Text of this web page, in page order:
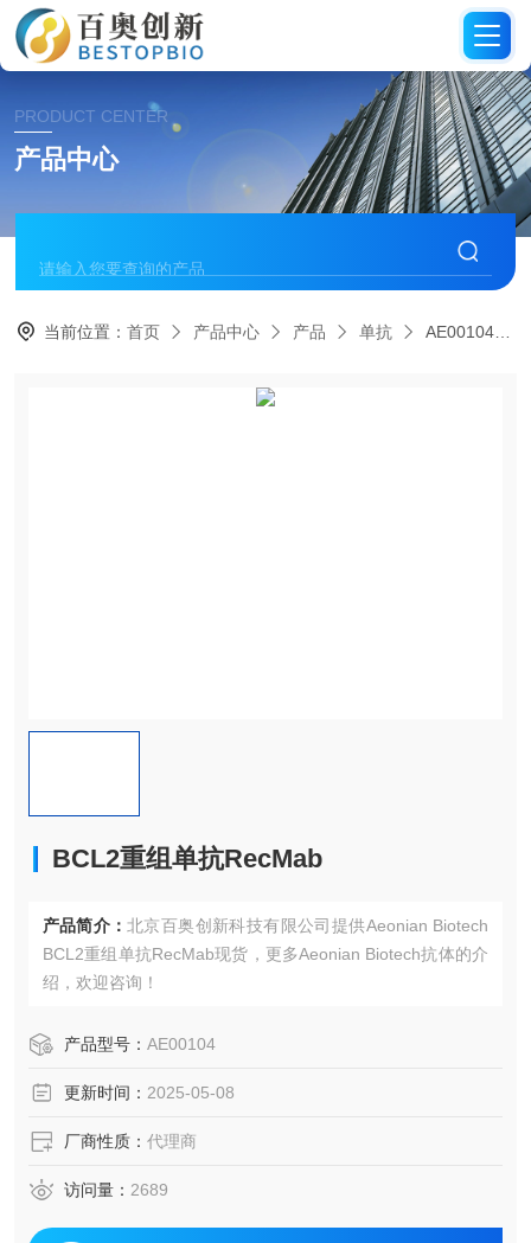
PRODUCT CENTER
产品中心
当前位置：首页 产品中心 产品 单抗 AE00104BCL2重组单抗RecMab
BCL2重组单抗RecMab
产品简介： 北京百奥创新科技有限公司提供Aeonian Biotech
BCL2重组单抗RecMab现货，更多Aeonian Biotech抗体的介
绍，欢迎咨询！
产品型号： AE00104
更新时间： 2025-05-08
厂商性质： 代理商
访问量： 2689